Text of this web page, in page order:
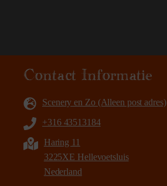
Contact Informatie
Scenery en Zo (Alleen post adres)
+316 43513184
Haring 11
3225XE Hellevoetsluis
Nederland